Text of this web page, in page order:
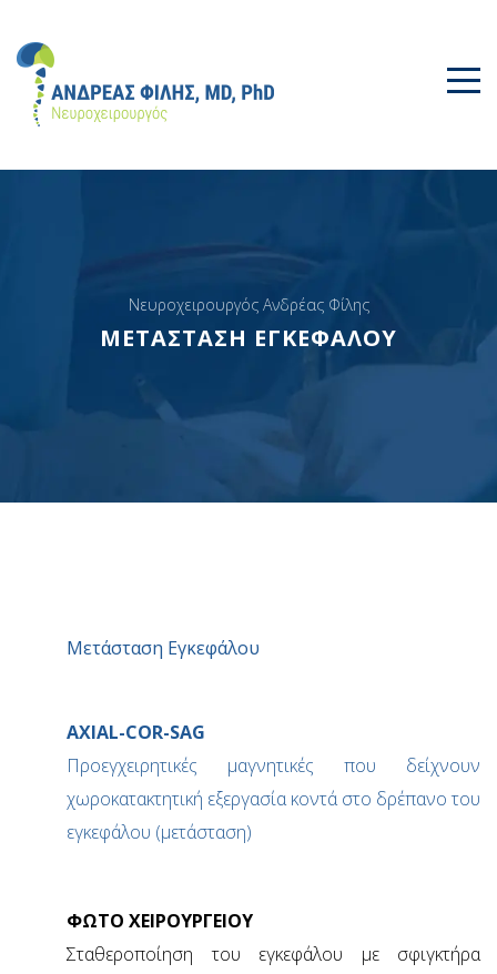
Νευροχειρουργός Ανδρέας Φίλης
ΜΕΤΑΣΤΑΣΗ ΕΓΚΕΦΑΛΟΥ
Μετάσταση Εγκεφάλου
AXIAL-COR-SAG
Προεγχειρητικές μαγνητικές που δείχνουν
χωροκατακτητική εξεργασία κοντά στο δρέπανο του
εγκεφάλου (μετάσταση)
ΦΩΤΟ ΧΕΙΡΟΥΡΓΕΙΟΥ
Σταθεροποίηση του εγκεφάλου με σφιγκτήρα